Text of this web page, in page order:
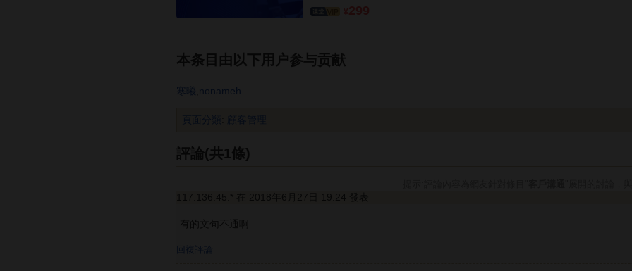
本条目由以下用户参与贡献
寒曦 nonameh
頁面分類 顧客管理
評論(共1條)
有的文句不通啊...
回複評論